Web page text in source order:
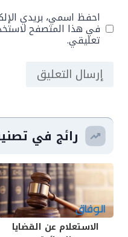
احفظ اسمي، بريدي
في هذا المتصفح
تعليقي.
رائج في
الاستعلام عن القضايا